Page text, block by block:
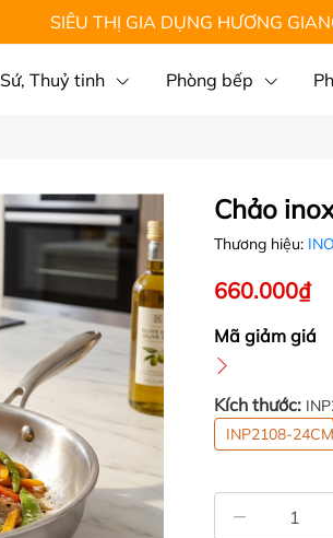
SIÊU THỊ GIA DỤNG HƯƠNG
Sứ, Thuỷ tinh Phòng bếp
Chảo
Thương hiệu:
660.000₫
Mã giảm giá
Kích thước:
INP2108-24CM